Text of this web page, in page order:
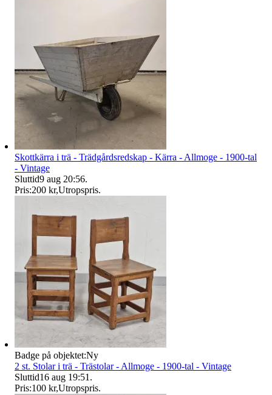
Skottkärra i trä - Trädgårdsredskap - Kärra - Allmoge - 1900-tal
- Vintage
Sluttid9 aug 20:56.
Pris:200 kr,Utropspris.
Badge på objektet:Ny
2 st. Stolar i trä - Trästolar - Allmoge - 1900-tal - Vintage
Sluttid16 aug 19:51 .
Pris:100 kr,Utropspris.